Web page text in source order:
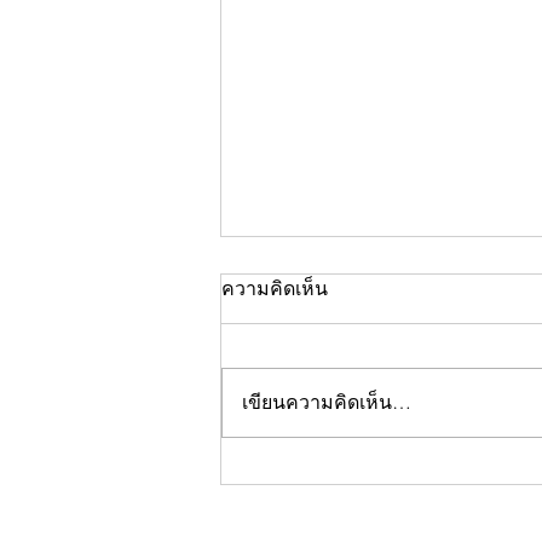
คอลัมน์"จับชีพจรวงการ
ความคิดเห็น
เขียนความคิดเห็น…